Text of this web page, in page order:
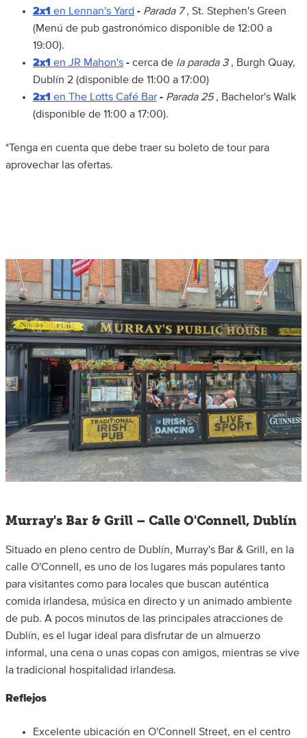
2x1 en Lennan's Yard - Parada 7, St. Stephen's Green
(Menú de pub gastronómico disponible de 12:00 a
19:00).
2x1 en JR Mahon's - cerca de la parada 3, Burgh Quay,
Dublín 2 (disponible de 11:00 a 17:00)
2x1 en The Lotts Café Bar - Parada 25, Bachelor's Walk
(disponible de 11:00 a 17:00).
*Tenga en cuenta que debe traer su boleto de tour para
aprovechar las ofertas.
Murray's Bar & Grill – Calle O'Connell, Dublín
Situado en pleno centro de Dublín, Murray's Bar & Grill, en la
calle O'Connell, es uno de los lugares más populares tanto
para visitantes como para locales que buscan auténtica
comida irlandesa, música en directo y un animado ambiente
de pub. A pocos minutos de las principales atracciones de
Dublín, es el lugar ideal para disfrutar de un almuerzo
informal, una cena o unas copas con amigos, mientras se vive
la tradicional hospitalidad irlandesa.
Reflejos
Excelente ubicación en O'Connell Street, en el centro